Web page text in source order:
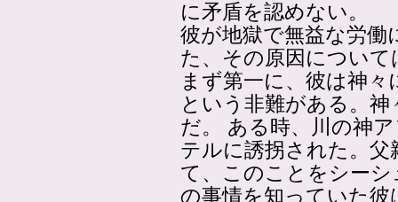
に矛盾を認めない。
彼が地獄で無益な労
た、その原因につい
まず第一に、彼は神
という非難がある。
だ。 ある時、川の神
テルに誘拐された。
て、このことをシー
の事情を知っていた